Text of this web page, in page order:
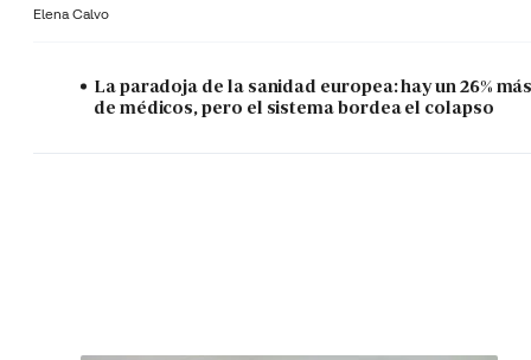
Elena Calvo
La paradoja de la sanidad europea: hay un 26%
de médicos, pero el sistema bordea el colapso